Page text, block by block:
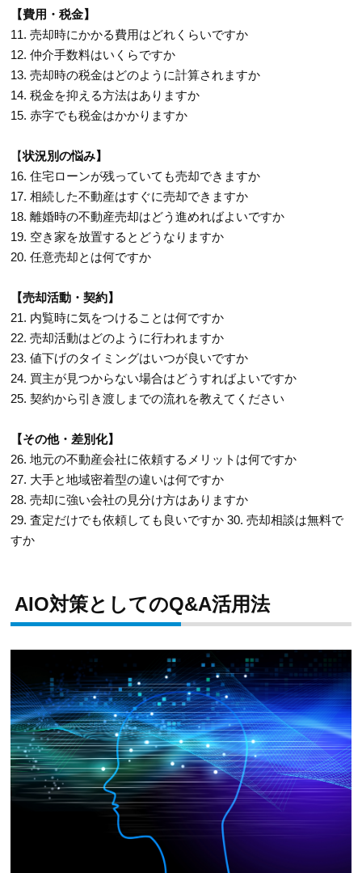
【費用・税金】
11. 売却時にかかる費用はどれくらいですか
12. 仲介手数料はいくらですか
13. 売却時の税金はどのように計算されますか
14. 税金を抑える方法はありますか
15. 赤字でも税金はかかりますか
【状況別の悩み】
16. 住宅ローンが残っていても売却できますか
17. 相続した不動産はすぐに売却できますか
18. 離婚時の不動産売却はどう進めればよいですか
19. 空き家を放置するとどうなりますか
20. 任意売却とは何ですか
【売却活動・契約】
21. 内覧時に気をつけることは何ですか
22. 売却活動はどのように行われますか
23. 値下げのタイミングはいつが良いですか
24. 買主が見つからない場合はどうすればよいですか
25. 契約から引き渡しまでの流れを教えてください
【その他・差別化】
26. 地元の不動産会社に依頼するメリットは何ですか
27. 大手と地域密着型の違いは何ですか
28. 売却に強い会社の見分け方はありますか
29. 査定だけでも依頼しても良いですか 30. 売却相談は無料で
すか
AIO対策としてのQ&A活用法